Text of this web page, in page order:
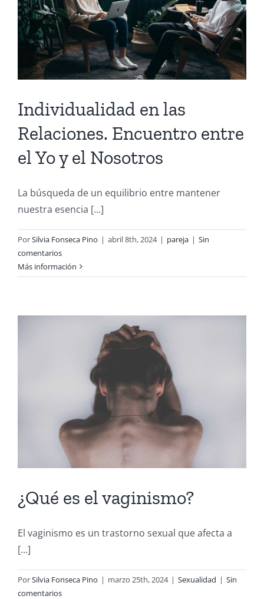
Individualidad en las
Relaciones. Encuentro entre
el Yo y el Nosotros
La búsqueda de un equilibrio entre mantener
nuestra esencia [...]
PorSilvia Fonseca Pino | abril 8th, 2024 | pareja | Sin
comentarios
Más información
¿Qué es el vaginismo?
El vaginismo es un trastorno sexual que afecta a
[...]
PorSilvia Fonseca Pino | marzo 25th, 2024 | Sexualidad | Sin
comentarios